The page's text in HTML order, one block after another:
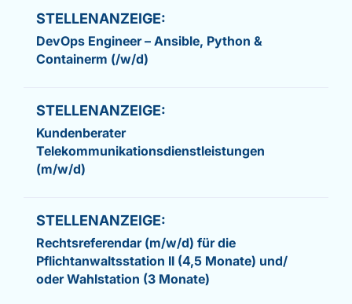
DevOps Engineer – Ansible, Python &
Containerm (/w/d)
Kundenberater
Telekommunikationsdienstleistungen
(m/w/d)
Rechtsreferendar (m/w/d) für die
Pflichtanwaltsstation II (4,5 Monate) und/
oder Wahlstation (3 Monate)